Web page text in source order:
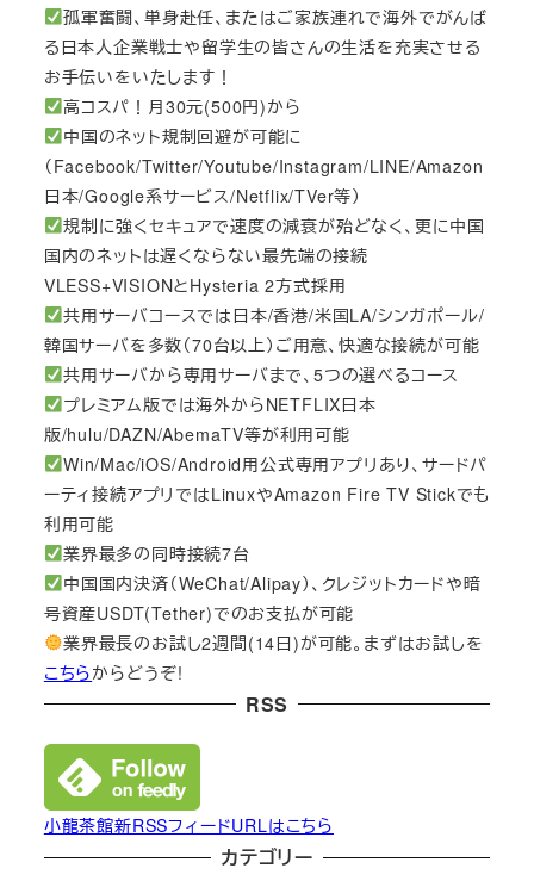
孤軍奮闘、単身赴任、またはご家族連れで海外でがんば
る日本人企業戦士や留学生の皆さんの生活を充実させる
お手伝いをいたします！
高コスパ！月30元(500円)から
中国のネット規制回避が可能に
（Facebook/Twitter/Youtube/Instagram/LINE/Amazon
日本/Google系サービス/Netflix/TVer等）
規制に強くセキュアで速度の減衰が殆どなく、更に中国
国内のネットは遅くならない最先端の接続
VLESS+VISIONとHysteria 2方式採用
共用サーバコースでは日本/香港/米国LA/シンガポール/
韓国サーバを多数（70台以上）ご用意、快適な接続が可能
共用サーバから専用サーバまで、5つの選べるコース
プレミアム版では海外からNETFLIX日本
版/hulu/DAZN/AbemaTV等が利用可能
Win/Mac/iOS/Android用公式専用アプリあり、サードパ
ーティ接続アプリではLinuxやAmazon Fire TV Stickでも
利用可能
業界最多の同時接続7台
中国国内決済（WeChat/Alipay）、クレジットカードや暗
号資産USDT(Tether)でのお支払が可能
業界最長のお試し2週間(14日)が可能。まずはお試しを
こちらからどうぞ!
RSS
小龍茶館新RSSフィードURLはこちら
カテゴリー